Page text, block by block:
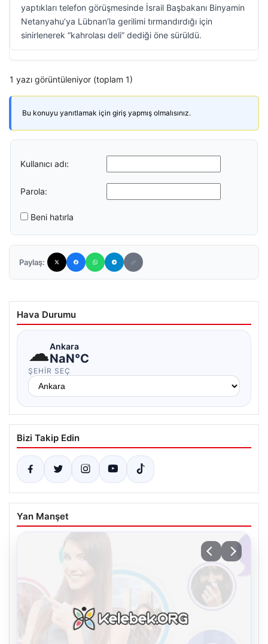
yaptıkları telefon görüşmesinde İsrail Başbakanı Binyamin
Netanyahu’ya Lübnan’la gerilimi tırmandırdığı için
sinirlenerek “kahrolası deli” dediği öne sürüldü.
1 yazı görüntüleniyor (toplam 1)
Bu konuyu yanıtlamak için giriş yapmış olmalısınız.
Kullanıcı adı:
Parola:
Beni hatırla
Paylaş:
Hava Durumu
☁Ankara
NaN°C
ŞEHIR SEÇ
Bizi Takip Edin
Yan Manşet